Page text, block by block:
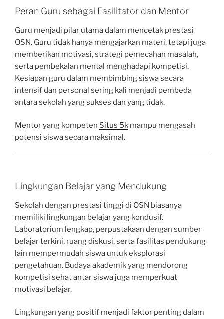
Peran Guru sebagai Fasilitator dan Mentor
Guru menjadi pilar utama dalam mencetak prestasi
OSN. Guru tidak hanya mengajarkan materi, tetapi juga
memberikan motivasi, strategi pemecahan masalah,
serta pembekalan mental menghadapi kompetisi.
Kesiapan guru dalam membimbing siswa secara
intensif dan personal sering kali menjadi pembeda
antara sekolah yang sukses dan yang tidak.
Mentor yang kompeten Situs 5k mampu mengasah
potensi siswa secara maksimal.
Lingkungan Belajar yang Mendukung
Sekolah dengan prestasi tinggi di OSN biasanya
memiliki lingkungan belajar yang kondusif.
Laboratorium lengkap, perpustakaan dengan sumber
belajar terkini, ruang diskusi, serta fasilitas pendukung
lain mempermudah siswa untuk eksplorasi
pengetahuan. Budaya akademik yang mendorong
kompetisi sehat antar siswa juga memperkuat
motivasi belajar.
Lingkungan yang positif menjadi faktor penting dalam